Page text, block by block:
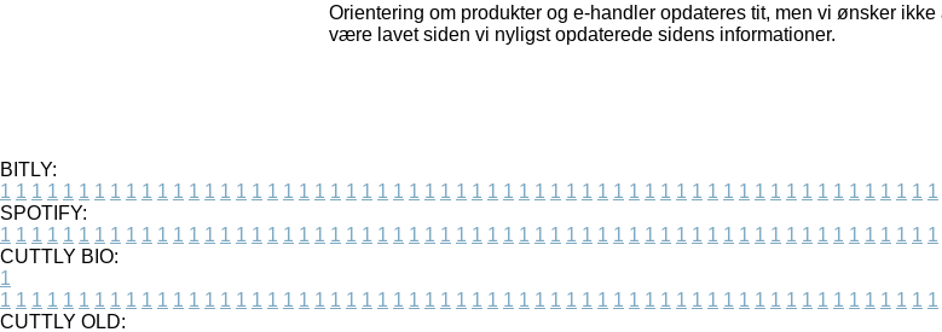
Orientering om produkter og e-handler opdateres tit, men vi ønsker
være lavet siden vi nyligst opdaterede sidens informationer.
BITLY:
1 1 1 1 1 1 1 1 1 1 1 1 1 1 1 1 1 1 1 1 1 1 1 1 1 1 1 1 1 1 1 1 1 1 1 1 1 1 1 1 1 1 1 1 1 1 1 1 1 1 1 1 1 1 1 1 1 1 1 1
SPOTIFY:
1 1 1 1 1 1 1 1 1 1 1 1 1 1 1 1 1 1 1 1 1 1 1 1 1 1 1 1 1 1 1 1 1 1 1 1 1 1 1 1 1 1 1 1 1 1 1 1 1 1 1 1 1 1 1 1 1 1 1 1
CUTTLY BIO:
1
1 1 1 1 1 1 1 1 1 1 1 1 1 1 1 1 1 1 1 1 1 1 1 1 1 1 1 1 1 1 1 1 1 1 1 1 1 1 1 1 1 1 1 1 1 1 1 1 1 1 1 1 1 1 1 1 1 1 1 1
CUTTLY OLD: